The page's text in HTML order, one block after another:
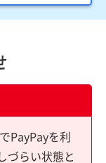
PayPayを利
づらい状態と